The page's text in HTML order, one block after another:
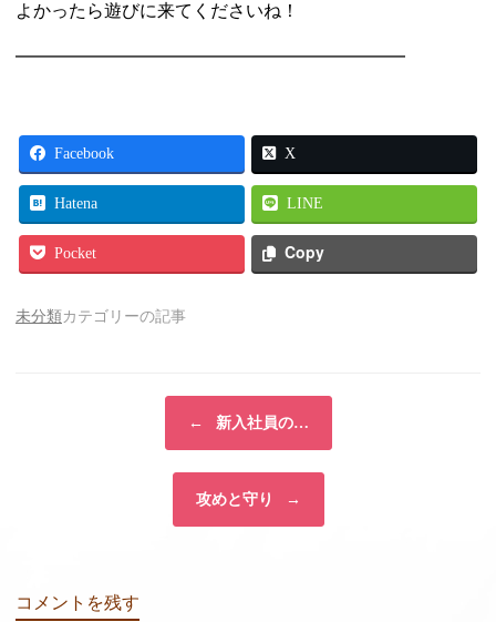
よかったら遊びに来てくださいね！
━━━━━━━━━━━━━━━━━━━━━━
Facebook X
Hatena LINE
Pocket Copy
未分類 カテゴリーの記事
←
新入社員の…
攻めと守り →
コメントを残す